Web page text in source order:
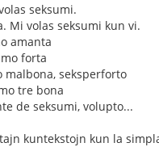
seksumi.
Mi volas seksumi kun vi.
amanta
forta
malbona, seksperforto
tre bona
de seksumi, volupto...
kuntekstojn kun la